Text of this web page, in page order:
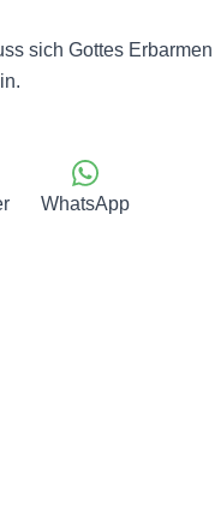
sich Gottes
WhatsApp